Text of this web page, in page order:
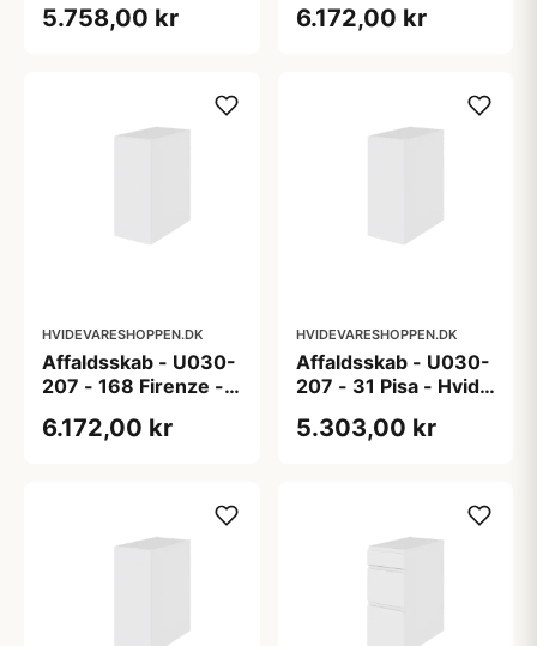
trækant
5.758,00 kr
trækant, grebsfri
6.172,00 kr
HVIDEVARESHOPPEN.DK
Affaldsskab - U030-
207 - 168 Firenze -
trækant, grebsfri
6.172,00 kr
HVIDEVARESHOPPEN.DK
Affaldsskab - U030-
207 - 31 Pisa - Hvid
5.303,00 kr